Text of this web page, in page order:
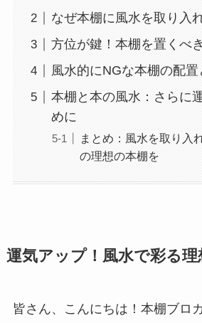
なぜ本棚に風水を取り入
方位が鍵！本棚を置くべ
風水的にNGな本棚の配置
本棚と本の風水：さらに
めに
まとめ：風水を取り入
の理想の本棚を
運気アップ！風水で彩る理
皆さん、こんにちは！本棚ブロ